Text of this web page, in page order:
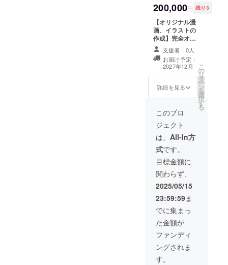
クトを実施し、
必ずさせていた
だきます。
どのように作品
内で使用するか
は、打ち合わせ
を行う必要があ
りますので、そ
こは相談してい
けたらと思いま
す。 果たしてリ
ターンとしての
いうところです
が、そこは将来
の判断をお願い
します。 ただ
し、作品の世界
観に影響を与え
そうな設定、過
度な演出などは
出来かねますの
で、あくまで登
場人物の一部、
背景の一部とし
てご理解いただ
くようお願いい
たします。 【一
例】 支援者様本
人を同姓同名の
キャラクターと
して登場させた
い場合。 まずは
容姿などの外見
200,000円 残り3
【オリジナル漫
画、イラストの
作成】完全オリ
ジナル、もしく
は当作品のキャ
ラクターが出演
した貴方だけの
オリジナルの漫
画、もしくはイ
す。こういうの
を描いて欲しい
などの希望を入
力お願いしま
す。※作品の知名
度がある程度広
がったあとのお
話となりますの
でご了承下さ
い。 またリター
致します。 目標
金額に達しな
かった場合も、
自己資金で補填
しプロジェクト
を実施し、必ず
させていただき
ます。
支援者：0人
お届け予定：
2027年12月
詳細を見る
こ
の
リ
タ
ー
ン
を
選
択
す
る
このプロ
ジェクト
は、 All-In方
式です。
目標金額に
関わらず、
2025/05/15
23:59:59ま
でに集まっ
た金額が
ファンディ
ングされま
す。